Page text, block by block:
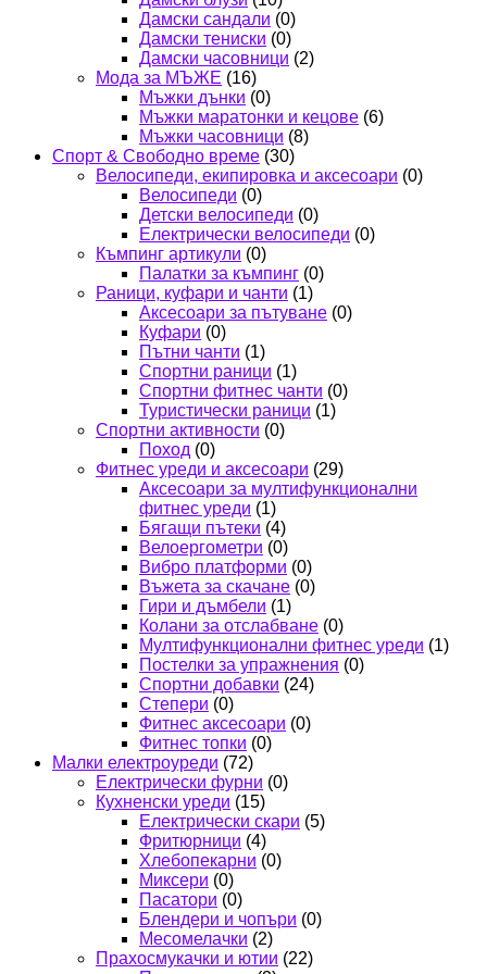
Дамски сандали (0)
Дамски тениски (0)
Дамски часовници (2)
Мода за МЪЖЕ (16)
Мъжки дънки (0)
Мъжки маратонки и кецове (6)
Мъжки часовници (8)
Спорт & Свободно време (30)
Велосипеди, екипировка и аксесоари (0)
Велосипеди (0)
Детски велосипеди (0)
Електрически велосипеди (0)
Къмпинг артикули (0)
Палатки за къмпинг (0)
Раници, куфари и чанти (1)
Аксесоари за пътуване (0)
Куфари (0)
Пътни чанти (1)
Спортни раници (1)
Спортни фитнес чанти (0)
Туристически раници (1)
Спортни активности (0)
Поход (0)
Фитнес уреди и аксесоари (29)
Аксесоари за мултифункционални
фитнес уреди (1)
Бягащи пътеки (4)
Велоергометри (0)
Вибро платформи (0)
Въжета за скачане (0)
Гири и дъмбели (1)
Колани за отслабване (0)
Мултифункционални фитнес уреди (1)
Постелки за упражнения (0)
Спортни добавки (24)
Степери (0)
Фитнес аксесоари (0)
Фитнес топки (0)
Малки електроуреди (72)
Електрически фурни (0)
Кухненски уреди (15)
Електрически скари (5)
Фритюрници (4)
Хлебопекарни (0)
Миксери (0)
Пасатори (0)
Блендери и чопъри (0)
Месомелачки (2)
Прахосмукачки и ютии (22)